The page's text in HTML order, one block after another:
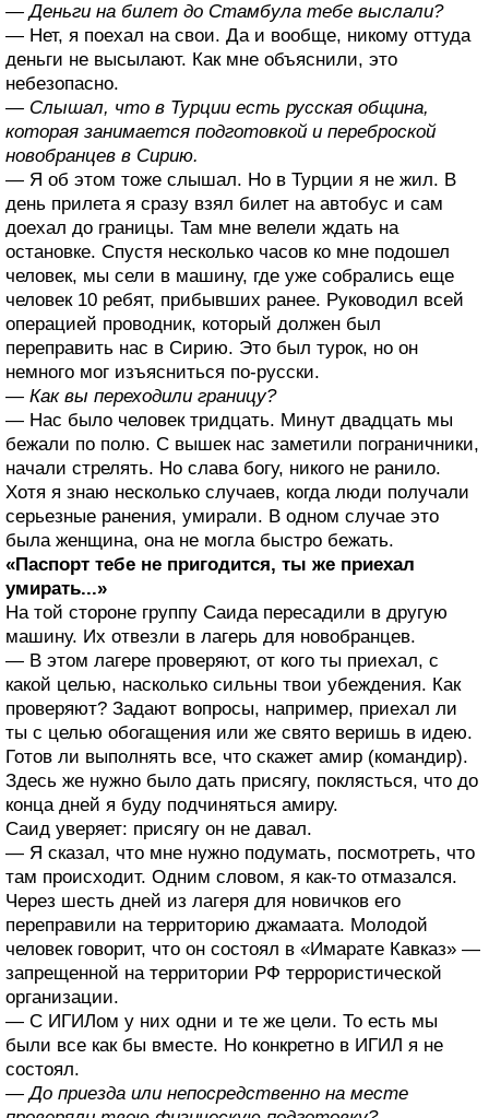
— Деньги на билет до Стамбула тебе выслали?
— Нет, я поехал на свои. Да и вообще, никому оттуда
деньги не высылают. Как мне объяснили, это
небезопасно.
— Слышал, что в Турции есть русская община,
которая занимается подготовкой и переброской
новобранцев в Сирию.
— Я об этом тоже слышал. Но в Турции я не жил. В
день прилета я сразу взял билет на автобус и сам
доехал до границы. Там мне велели ждать на
остановке. Спустя несколько часов ко мне подошел
человек, мы сели в машину, где уже собрались еще
человек 10 ребят, прибывших ранее. Руководил всей
операцией проводник, который должен был
переправить нас в Сирию. Это был турок, но он
немного мог изъясниться по-русски.
— Как вы переходили границу?
— Нас было человек тридцать. Минут двадцать мы
бежали по полю. С вышек нас заметили пограничники,
начали стрелять. Но слава богу, никого не ранило.
Хотя я знаю несколько случаев, когда люди получали
серьезные ранения, умирали. В одном случае это
была женщина, она не могла быстро бежать.
«Паспорт тебе не пригодится, ты же приехал
умирать...»
На той стороне группу Саида пересадили в другую
машину. Их отвезли в лагерь для новобранцев.
— В этом лагере проверяют, от кого ты приехал, с
какой целью, насколько сильны твои убеждения. Как
проверяют? Задают вопросы, например, приехал ли
ты с целью обогащения или же свято веришь в идею.
Готов ли выполнять все, что скажет амир (командир).
Здесь же нужно было дать присягу, поклясться, что до
конца дней я буду подчиняться амиру.
Саид уверяет: присягу он не давал.
— Я сказал, что мне нужно подумать, посмотреть, что
там происходит. Одним словом, я как-то отмазался.
Через шесть дней из лагеря для новичков его
переправили на территорию джамаата. Молодой
человек говорит, что он состоял в «Имарате Кавказ» —
запрещенной на территории РФ террористической
организации.
— С ИГИЛом у них одни и те же цели. То есть мы
были все как бы вместе. Но конкретно в ИГИЛ я не
состоял.
— До приезда или непосредственно на месте